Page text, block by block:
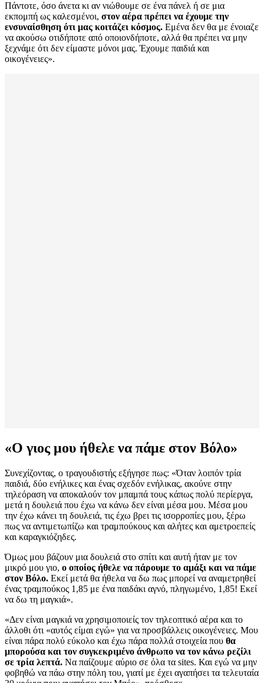
Πάντοτε, όσο άνετα κι αν νιώθουμε σε ένα πάνελ ή σε μια
εκπομπή ως καλεσμένοι, στον αέρα πρέπει να έχουμε την
ενσυναίσθηση ότι μας κοιτάζει κόσμος. Εμένα δεν θα με ένοιαζε
να ακούσω οτιδήποτε από οποιονδήποτε, αλλά θα πρέπει να μην
ξεχνάμε ότι δεν είμαστε μόνοι μας. Έχουμε παιδιά και
οικογένειες».
«Ο γιος μου ήθελε να πάμε στον Βόλο»
Συνεχίζοντας, ο τραγουδιστής εξήγησε πως: «Όταν λοιπόν τρία
παιδιά, δύο ενήλικες και ένας σχεδόν ενήλικας, ακούνε στην
τηλεόραση να αποκαλούν τον μπαμπά τους κάπως πολύ περίεργα,
μετά η δουλειά που έχω να κάνω δεν είναι μέσα μου. Μέσα μου
την έχω κάνει τη δουλειά, τις έχω βρει τις ισορροπίες μου, ξέρω
πως να αντιμετωπίζω και τραμπούκους και αλήτες και αμετροεπείς
και καραγκιόζηδες.
Όμως μου βάζουν μια δουλειά στο σπίτι και αυτή ήταν με τον
μικρό μου γιο, ο οποίος ήθελε να πάρουμε το αμάξι και να πάμε
στον Βόλο. Εκεί μετά θα ήθελα να δω πως μπορεί να αναμετρηθεί
ένας τραμπούκος 1,85 με ένα παιδάκι αγνό, πληγωμένο, 1,85! Εκεί
να δω τη μαγκιά».
«Δεν είναι μαγκιά να χρησιμοποιείς τον τηλεοπτικό αέρα και το
άλλοθι ότι «αυτός είμαι εγώ» για να προσβάλλεις οικογένειες. Μου
είναι πάρα πολύ εύκολο και έχω πάρα πολλά στοιχεία που θα
μπορούσα και τον συγκεκριμένο άνθρωπο να τον κάνω ρεζίλι
σε τρία λεπτά. Να παίζουμε αύριο σε όλα τα sites. Και εγώ να μην
φοβηθώ να πάω στην πόλη του, γιατί με έχει αγαπήσει τα τελευταία